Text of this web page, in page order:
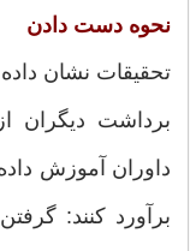
نحوه دست دادن
تحقیقات نشان
برداشت دیگران
برآورد کنند: